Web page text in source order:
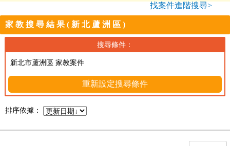
找案件進階搜尋>
家教搜尋結果(新北蘆洲區)
搜尋條件：
新北市蘆洲區 家教案件
重新設定搜尋條件
排序依據：